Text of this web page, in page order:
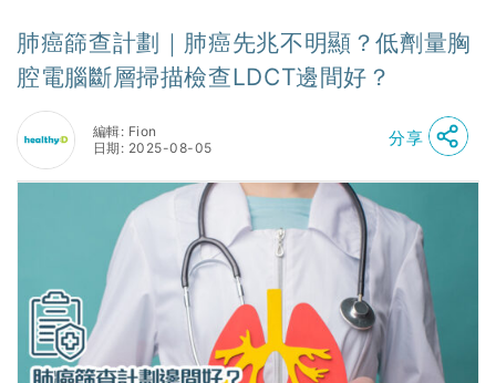
肺癌篩查計劃｜肺癌先兆不明顯？低劑量胸
腔電腦斷層掃描檢查LDCT邊間好？
編輯: Fion
日期: 2025-08-05
分享